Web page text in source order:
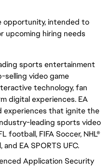
opportunity, intended to
upcoming hiring needs
sports entertainment
selling video game
technology, fan
digital experiences. EA
experiences that ignite the
leading sports video
football, FIFA Soccer, NHL®
EA SPORTS UFC.
Application Security